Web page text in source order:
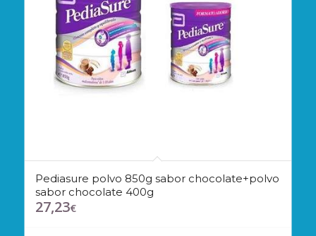
Pediasure polvo 850g sabor chocolate+polvo
sabor chocolate 400g
27,23€